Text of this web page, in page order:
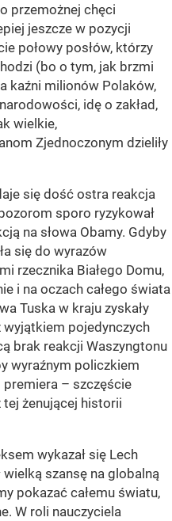
przemożnej chęci
jeszcze w pozycji
połowy posłów, którzy
(bo o tym, jak brzmi
kaźni milionów Polaków,
idę o zakład,
wielkie,
Zjednoczonym dzieliły
się dość ostra reakcja
sporo ryzykował
na słowa Obamy. Gdyby
się do wyrazów
rzecznika Białego Domu,
i na oczach całego świata
Tuska w kraju zyskały
pojedynczych
brak reakcji Waszyngtonu
wyraźnym policzkiem
premiera – szczęście
tej żenującej historii
wykazał się Lech
wielką szansę na globalną
pokazać całemu światu,
W roli nauczyciela